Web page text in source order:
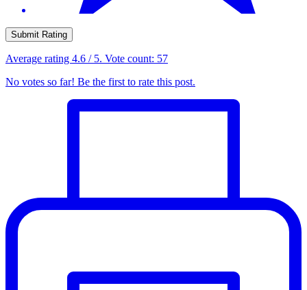
Submit Rating
Average rating 4.6 / 5. Vote count: 57
No votes so far! Be the first to rate this post.